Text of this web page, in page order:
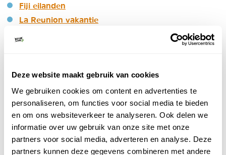
Deze website maakt gebruik van cookies
We gebruiken cookies om content en advertenties te
personaliseren, om functies voor social media te bieden
en om ons websiteverkeer te analyseren. Ook delen we
informatie over uw gebruik van onze site met onze
partners voor social media, adverteren en analyse. Deze
partners kunnen deze gegevens combineren met andere
Fiji eilanden
La Reunion vakantie
Sable Tours - Afrika
Huwelijksreizen naar Afrika
Persoonlijke aanpak
Unieke reizen